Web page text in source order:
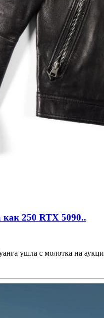
250 RTX 5090..
ушла с молотка на